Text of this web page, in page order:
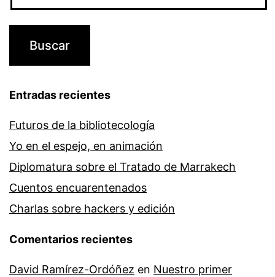
Entradas recientes
Futuros de la bibliotecología
Yo en el espejo, en animación
Diplomatura sobre el Tratado de Marrakech
Cuentos encuarentenados
Charlas sobre hackers y edición
Comentarios recientes
David Ramírez-Ordóñez en Nuestro primer